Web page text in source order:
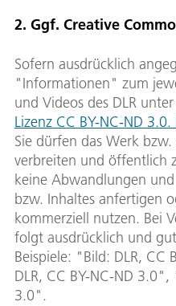
2. Ggf. Creative
Sofern ausdrücklich
"Informationen" zum
und Videos des DLR
Lizenz CC BY-NC-ND
Sie dürfen das Werk
verbreiten und öffentlich
keine Abwandlungen
bzw. Inhaltes anfertigen
kommerziell nutzen. Bei
folgt ausdrücklich und
Beispiele: "Bild: DLR, CC
DLR, CC BY-NC-ND
3.0".